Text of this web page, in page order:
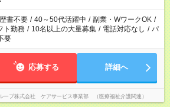
の就業はご案内が難しい場合があります
書不要 / 40～50代活躍中 / 副業・WワークOK /
ト勤務 / 10名以上の大量募集 / 電話対応なし / パ
要
応募する 詳細へ
ープ株式会社 ケアサービス事業部 （医療福祉介護関連）